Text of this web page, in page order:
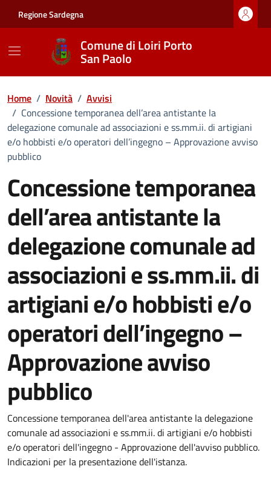
Regione Sardegna
Comune di Loiri Porto
San Paolo
Home / Novità / Avvisi
/ Concessione temporanea dell’area antistante la
delegazione comunale ad associazioni e ss.mm.ii. di artigiani
e/o hobbisti e/o operatori dell’ingegno – Approvazione avviso
pubblico
Concessione temporanea
dell’area antistante la
delegazione comunale ad
associazioni e ss.mm.ii. di
artigiani e/o hobbisti e/o
operatori dell’ingegno –
Approvazione avviso
pubblico
Dettagli della notizia
Concessione temporanea dell'area antistante la delegazione
comunale ad associazioni e ss.mm.ii. di artigiani e/o hobbisti
e/o operatori dell'ingegno - Approvazione dell'avviso pubblico.
Indicazioni per la presentazione dell'istanza.